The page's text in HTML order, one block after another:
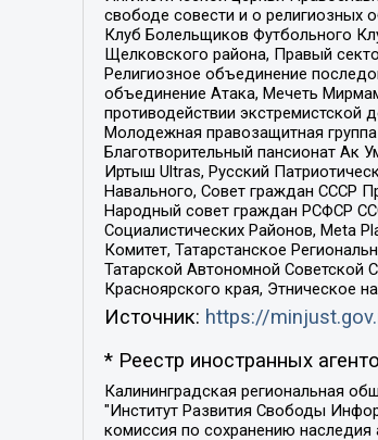
свободе совести и о религиозных
Клуб Болельщиков Футбольного
Щелковского района, Правый
Религиозное объединение
объединение Атака, Мечеть
противодействии
Молодежная правозащитная
Благотворительный пансионат Ак
Иртыш Ultras, Русский
Навального, Совет граждан СССР
Народный совет граждан РСФСР
Социалистических Районов, Meta
Комитет, Татарстанское
Татарской Автономной Советской
Красноярского края, Этническое
Источник: https://
* Реестр иностранных
Калининградская региональная общественная организация "Экозащита!-Женсовет", Фонд содействия защите прав и свобод граждан "Общественный вердикт", Фонд "Институт Развития Свободы Информации", Частное учреждение "Информационное агентство МЕМО. РУ", Региональная общественная организация "Общественная комиссия по сохранению наследия академика Сахарова", Фонд поддержки свободы прессы, Санкт-Петербургская общественная правозащитная организация "Гражданский контроль", Межрегиональная общественная организация "Информационно-просветительский центр "Мемориал", Региональный Фонд "Центр Защиты Прав Средств Массовой Информации", с 05.12.2023 Фонд "Центр Защиты Прав Средств массовой информации", Региональная общественная благотворительная организация помощи беженцам и мигрантам "Гражданское содействие", Негосударственное образовательное учреждение дополнительного профессионального образования (повышение квалификации) специалистов "АКАДЕМИЯ ПО ПРАВАМ ЧЕЛОВЕКА", Свердловская региональная общественная организация "Сутяжник", Автономная некоммерческая организация "Центр независимых социологических исследований", Союз общественных объединений "Российский исследовательский центр по правам человека", Региональное общественное учреждение научно-информационный центр "МЕМОРИАЛ", Некоммерческая организация "Фонд защиты гласности", Автономная некоммерческая организация "Институт прав человека", Городская общественная организация "Екатеринбургское общество "МЕМОРИАЛ", Городская общественная организация "Рязанское историко-просветительское и правозащитное общество "Мемориал" (Рязанский Мемориал), Челябинский региональный орган общественной самодеятельности – женское общественное объединение "Женщины Евразии", Челябинский региональный орган общественной самодеятельности "Уральская правозащитная группа", Фонд содействия защите здоровья и социальной справедливости имени Андрея Рылькова, Автономная Некоммерческая Организация "Аналитический Центр Юрия Левады", Автономная некоммерческая организация социальной поддержки населения "Проект Апрель", Региональная